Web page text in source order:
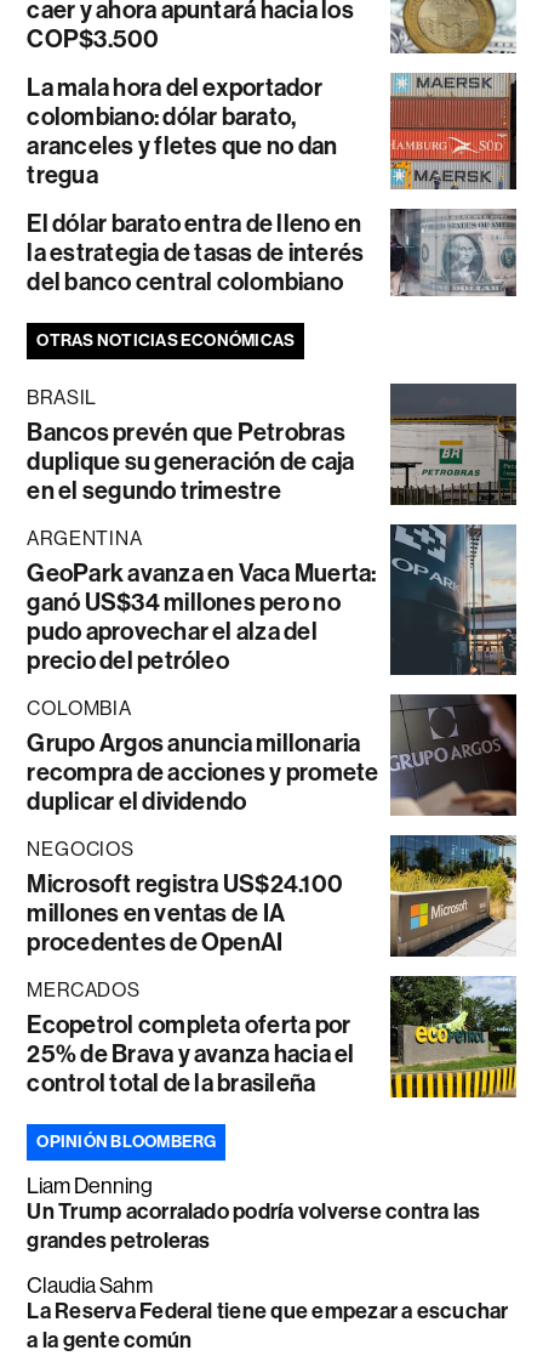
caer y ahora apuntará hacia los
COP$3.500
La mala hora del exportador
colombiano: dólar barato,
aranceles y fletes que no dan
tregua
El dólar barato entra de lleno en
la estrategia de tasas de interés
del banco central colombiano
OTRAS NOTICIAS ECONÓMICAS
BRASIL
Bancos prevén que Petrobras
duplique su generación de caja
en el segundo trimestre
ARGENTINA
GeoPark avanza en Vaca Muerta:
ganó US$34 millones pero no
pudo aprovechar el alza del
precio del petróleo
COLOMBIA
Grupo Argos anuncia millonaria
recompra de acciones y promete
duplicar el dividendo
NEGOCIOS
Microsoft registra US$24.100
millones en ventas de IA
procedentes de OpenAI
MERCADOS
Ecopetrol completa oferta por
25% de Brava y avanza hacia el
control total de la brasileña
OPINIÓN BLOOMBERG
Liam Denning
Un Trump acorralado podría volverse contra las
grandes petroleras
Claudia Sahm
La Reserva Federal tiene que empezar a escuchar
a la gente común